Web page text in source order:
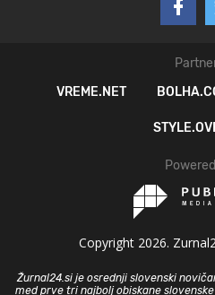
VREME.NET
Copyright 2026.
Žurnal24.si je osrednji slovenski
med prve tri najbolj obiskane